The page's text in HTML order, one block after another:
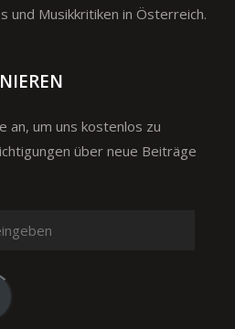
und Musikkritiken in Österreich.
an, um uns kostenlos zu
über neue Beiträge